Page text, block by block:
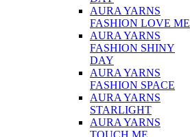
AURA YARNS
FASHION LOVE ME
AURA YARNS
FASHION SHINY
DAY
AURA YARNS
FASHION SPACE
AURA YARNS
STARLIGHT
AURA YARNS
TOUCH ME